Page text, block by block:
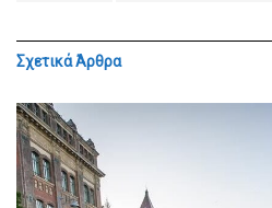
ΣχετικάΆρθρα